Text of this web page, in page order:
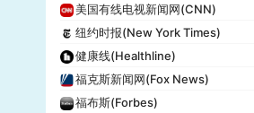
美国有线电视新闻网(CNN)
纽约时报(New York Times)
健康线(Healthline)
福克斯新闻网(Fox News)
福布斯(Forbes)